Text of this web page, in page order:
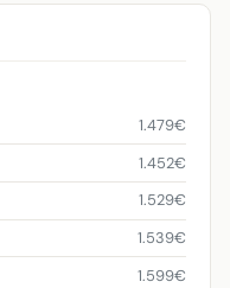
1.479€
1.452€
1.529€
1.539€
1.599€